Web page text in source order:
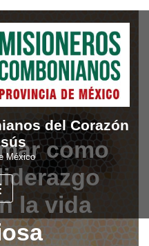
del Corazón
México
como
la vida